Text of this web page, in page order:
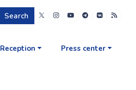
Search
Reception Press center